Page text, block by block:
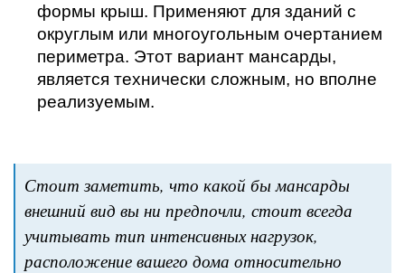
формы крыш. Применяют для зданий с
округлым или многоугольным очертанием
периметра. Этот вариант мансарды,
является технически сложным, но вполне
реализуемым.
Стоит заметить, что какой бы мансарды
внешний вид вы ни предпочли, стоит всегда
учитывать тип интенсивных нагрузок,
расположение вашего дома относительно